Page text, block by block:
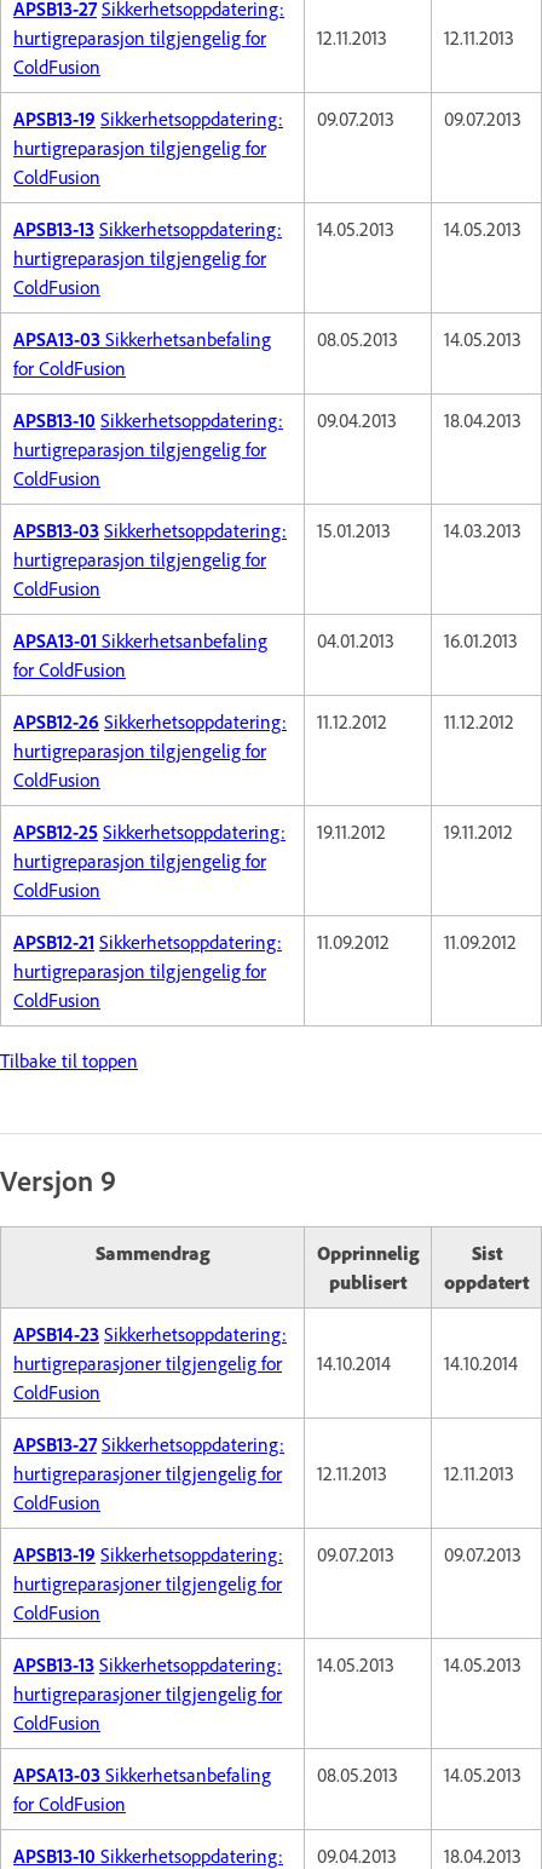
APSB13-27 Sikkerhetsoppdatering:
hurtigreparasjon tilgjengelig for
ColdFusion
12.11.2013 12.11.2013
APSB13-19 Sikkerhetsoppdatering:
hurtigreparasjon tilgjengelig for
ColdFusion
09.07.2013 09.07.2013
APSB13-13 Sikkerhetsoppdatering:
hurtigreparasjon tilgjengelig for
ColdFusion
14.05.2013 14.05.2013
APSA13-03 Sikkerhetsanbefaling
for ColdFusion
08.05.2013 14.05.2013
APSB13-10 Sikkerhetsoppdatering:
hurtigreparasjon tilgjengelig for
ColdFusion
09.04.2013 18.04.2013
APSB13-03 Sikkerhetsoppdatering:
hurtigreparasjon tilgjengelig for
ColdFusion
15.01.2013 14.03.2013
APSA13-01 Sikkerhetsanbefaling
for ColdFusion
04.01.2013 16.01.2013
APSB12-26 Sikkerhetsoppdatering:
hurtigreparasjon tilgjengelig for
ColdFusion
11.12.2012 11.12.2012
APSB12-25 Sikkerhetsoppdatering:
hurtigreparasjon tilgjengelig for
ColdFusion
19.11.2012 19.11.2012
APSB12-21 Sikkerhetsoppdatering:
hurtigreparasjon tilgjengelig for
ColdFusion
11.09.2012 11.09.2012
Tilbake til toppen
Versjon 9
Sammendrag
Opprinnelig
publisert
Sist
oppdatert
APSB14-23 Sikkerhetsoppdatering:
hurtigreparasjoner tilgjengelig for
ColdFusion
14.10.2014 14.10.2014
APSB13-27 Sikkerhetsoppdatering:
hurtigreparasjoner tilgjengelig for
ColdFusion
12.11.2013 12.11.2013
APSB13-19 Sikkerhetsoppdatering:
hurtigreparasjoner tilgjengelig for
ColdFusion
09.07.2013 09.07.2013
APSB13-13 Sikkerhetsoppdatering:
hurtigreparasjoner tilgjengelig for
ColdFusion
14.05.2013 14.05.2013
APSA13-03 Sikkerhetsanbefaling
for ColdFusion
08.05.2013 14.05.2013
APSB13-10 Sikkerhetsoppdatering:
09.04.2013 18.04.2013